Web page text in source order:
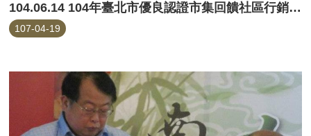
104.06.14 104年臺北市優良認證市集回饋社區行銷活動(永春市場)
107-04-19